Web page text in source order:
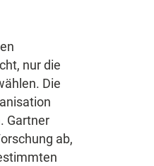
nur die
Die
Gartner
ab,